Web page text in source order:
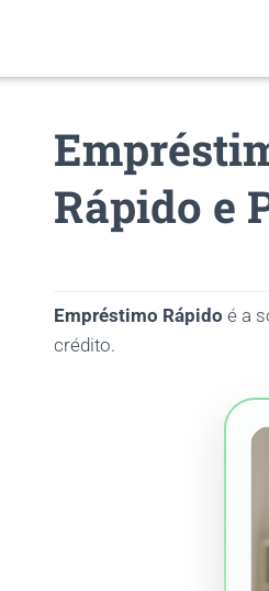
Rápido e
Empréstimo Rápido é a
crédito.